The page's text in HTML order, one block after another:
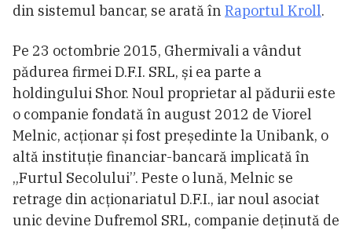
din sistemul bancar, se arată în Raportul Kroll.
Pe 23 octombrie 2015, Ghermivali a vândut
pădurea firmei D.F.I. SRL, și ea parte a
holdingului Shor. Noul proprietar al pădurii este
o companie fondată în august 2012 de Viorel
Melnic, acționar și fost președinte la Unibank, o
altă instituție financiar-bancară implicată în
„Furtul Secolului”. Peste o lună, Melnic se
retrage din acționariatul D.F.I., iar noul asociat
unic devine Dufremol SRL, companie deținută de